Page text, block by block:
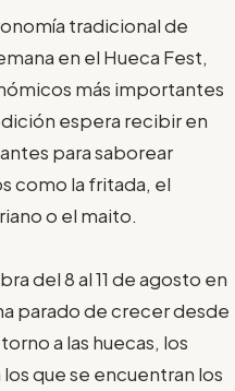
tradicional de
en el Hueca Fest,
más importantes
espera recibir en
para saborear
como la fritada, el
o el maito.
del 8 al 11 de agosto en
parado de crecer desde
a las huecas, los
que se encuentran los